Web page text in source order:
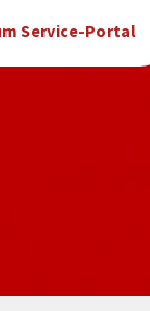
Service-Portal